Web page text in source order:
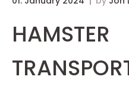
HAMSTER